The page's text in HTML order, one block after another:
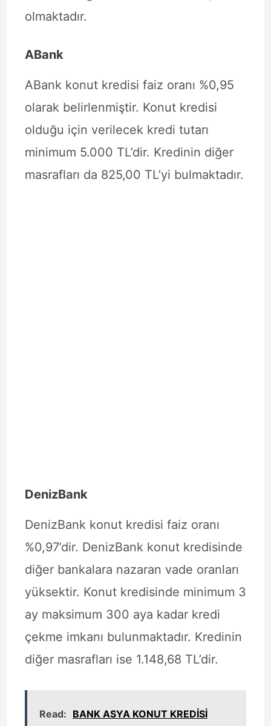
olmaktadır.
ABank
ABank konut kredisi faiz oranı %0,95
olarak belirlenmiştir. Konut kredisi
olduğu için verilecek kredi tutarı
minimum 5.000 TL’dir. Kredinin diğer
masrafları da 825,00 TL’yi bulmaktadır.
DenizBank
DenizBank konut kredisi faiz oranı
%0,97’dir. DenizBank konut kredisinde
diğer bankalara nazaran vade oranları
yüksektir. Konut kredisinde minimum 3
ay maksimum 300 aya kadar kredi
çekme imkanı bulunmaktadır. Kredinin
diğer masrafları ise 1.148,68 TL’dir.
Read: BANK ASYA KONUT KREDİSİ